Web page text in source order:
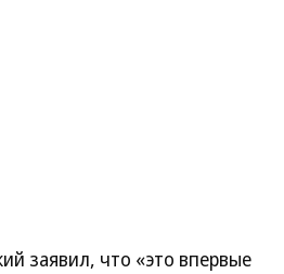
заявил, что «это впервые